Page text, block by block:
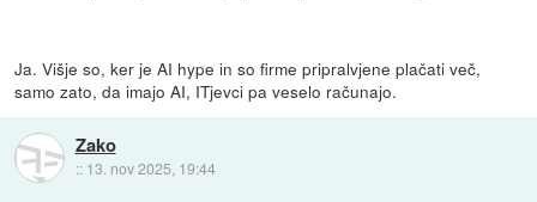
Ja. Višje so, ker je AI hype in so firme pripralvjene plačati več,
samo zato, da imajo AI, ITjevci pa veselo računajo.
Zako
:: 13. nov 2025, 19:44